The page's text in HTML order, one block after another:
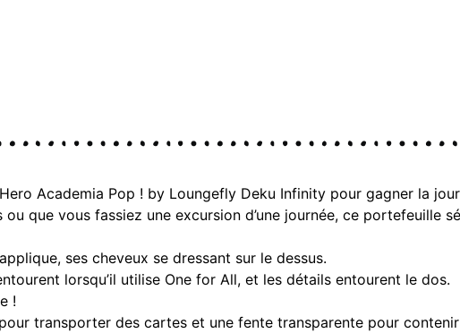
Academia Pop ! by Loungefly Deku Infinity pour gagner la
que vous fassiez une excursion d’une journée, ce portefeuille
ses cheveux se dressant sur le dessus.
lorsqu’il utilise One for All, et les détails entourent le dos.
!
transporter des cartes et une fente transparente pour